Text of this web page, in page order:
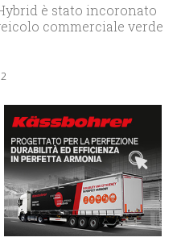
è stato incoronato
commerciale verde